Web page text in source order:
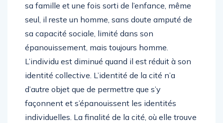
sa famille et une fois sorti de l’enfance, même
seul, il reste un homme, sans doute amputé de
sa capacité sociale, limité dans son
épanouissement, mais toujours homme.
L’individu est diminué quand il est réduit à son
identité collective. L’identité de la cité n’a
d’autre objet que de permettre que s’y
façonnent et s’épanouissent les identités
individuelles. La finalité de la cité, où elle trouve